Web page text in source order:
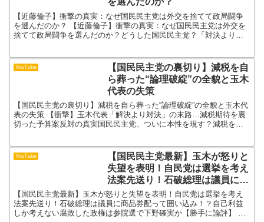
【近藤倫子】衝撃の真実：なぜ国民民主党は外交を捨てて政局闘争
を選んだのか？ 【近藤倫子】衝撃の真実：なぜ国民民主党は外交を
捨てて政局闘争を選んだのか？どうした国民民主党？「対決より解
YouTube
【国民民主党の裏切り】減税を自
ら葬った“論理破綻”の全貌と玉木
代表の失策
【国民民主党の裏切り】減税を自ら葬った“論理破綻”の全貌と玉木代
表の失策 【衝撃】玉木代表「解決より対決」の末路…減税期待を裏
切った予算案反対の真実国民民主党、ついに本性を現す？減税を盾
YouTube
【国民民主党最新】玉木が怒りと
失望を表明！自民党は選挙を考え
法案先送り！石破総理は議員に商
品券配って囲い込み！？自己利益
しか考えない腐敗した政権は参院
選で下野確実か【勝手に論評】
【国民民主党最新】玉木が怒りと失望を表明！自民党は選挙を考え
法案先送り！石破総理は議員に商品券配って囲い込み！？自己利益
しか考えない腐敗した政権は参院選で下野確実か【勝手に論評】 日